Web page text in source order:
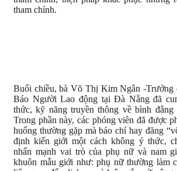
tham chính.
Buổi chiều, bà Võ Thị Kim Ngân -Trưởng
Báo Người Lao động tại Đà Nẵng đã
thức, kỹ năng truyền thông về bình
Trong phần này, các phóng viên đã được
huống thường gặp mà báo chí hay đăng
định kiến giới một cách không ý thức,
nhấn mạnh vai trò của phụ nữ và nam
khuôn mẫu giới như: phụ nữ thường làm